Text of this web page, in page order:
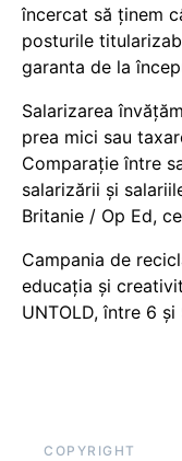
încercat să ținem
posturile
garanta de la
Salarizarea
prea mici sau
Comparație între
salarizării și
Britanie / Op Ed,
Campania de
educația și
UNTOLD, între 6 și
COPYRIGHT